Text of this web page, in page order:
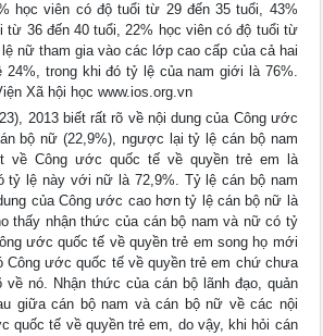
học viên có độ tuổi từ 29 đến 35 tuổi, 43%
từ 36 đến 40 tuổi, 22% học viên có độ tuổi từ
nữ tham gia vào các lớp cao cấp của cả hai
24%, trong khi đó tỷ lệ của nam giới là 76%.
Xã hội học www.ios.org.vn
2013 biết rất rõ về nội dung của Công ước
bộ nữ (22,9%), ngược lại tỷ lệ cán bộ nam
về Công ước quốc tế về quyền trẻ em là
tỷ lệ này với nữ là 72,9%. Tỷ lệ cán bộ nam
của Công ước cao hơn tỷ lệ cán bộ nữ là
thấy nhận thức của cán bộ nam và nữ có tỷ
ước quốc tế về quyền trẻ em song họ mới
Công ước quốc tế về quyền trẻ em chứ chưa
nó. Nhận thức của cán bộ lãnh đạo, quản
giữa cán bộ nam và cán bộ nữ về các nội
quốc tế về quyền trẻ em, do vậy, khi hỏi cán